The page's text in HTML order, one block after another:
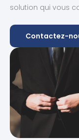
solution qui vous
Contactez-